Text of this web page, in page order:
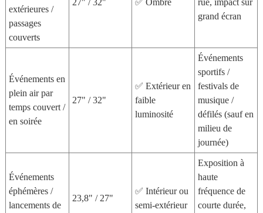
extérieures /
passages
couverts
27" / 32" ✅ Ombré
rue, impact sur
grand écran
Événements en
plein air par
temps couvert /
en soirée
27" / 32"
✅ Extérieur en
faible
luminosité
Événements
sportifs /
festivals de
musique /
défilés (sauf en
milieu de
journée)
Événements
éphémères /
lancements de
23,8" / 27"
✅ Intérieur ou
semi-extérieur
Exposition à
haute
fréquence de
courte durée,